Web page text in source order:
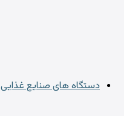
دستگاه های صنایع غذایی